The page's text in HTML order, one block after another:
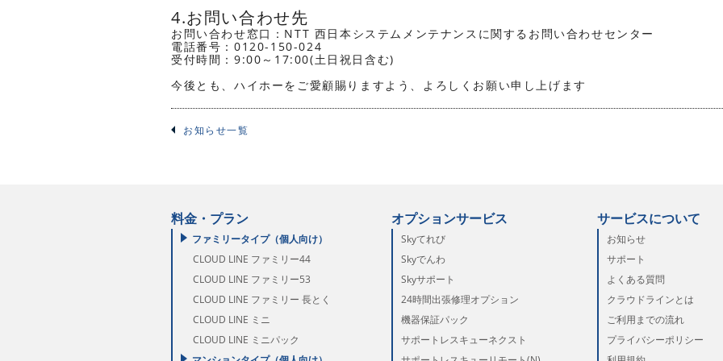
4.お問い合わせ先
お問い合わせ窓口：NTT 西日本システムメンテナンスに関するお問い合わせセンター
電話番号：0120-150-024
受付時間：9:00～17:00(土日祝日含む)
今後とも、ハイホーをご愛顧賜りますよう、よろしくお願い申し上げます
お知らせ一覧
料金・プラン
ファミリータイプ（個人向け）
CLOUD LINE ファミリー44
CLOUD LINE ファミリー53
CLOUD LINE ファミリー 長とく
CLOUD LINE ミニ
CLOUD LINE ミニパック
オプションサービス
Skyてれび
Skyでんわ
Skyサポート
24時間出張修理オプション
機器保証パック
サポートレスキューネクスト
サービスについて
お知らせ
サポート
よくある質問
クラウドラインとは
ご利用までの流れ
プライバシーポリシー